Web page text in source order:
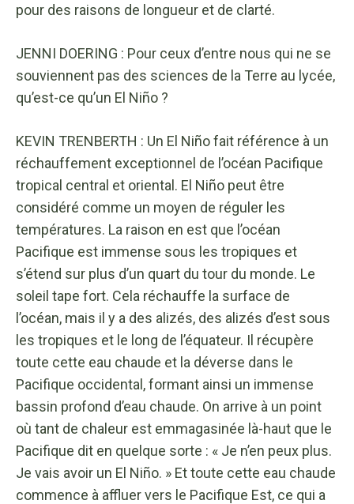
pour des raisons de longueur et de clarté.
JENNI DOERING : Pour ceux d’entre nous qui ne se
souviennent pas des sciences de la Terre au lycée,
qu’est-ce qu’un El Niño ?
KEVIN TRENBERTH : Un El Niño fait référence à un
réchauffement exceptionnel de l’océan Pacifique
tropical central et oriental. El Niño peut être
considéré comme un moyen de réguler les
températures. La raison en est que l’océan
Pacifique est immense sous les tropiques et
s’étend sur plus d’un quart du tour du monde. Le
soleil tape fort. Cela réchauffe la surface de
l’océan, mais il y a des alizés, des alizés d’est sous
les tropiques et le long de l’équateur. Il récupère
toute cette eau chaude et la déverse dans le
Pacifique occidental, formant ainsi un immense
bassin profond d’eau chaude. On arrive à un point
où tant de chaleur est emmagasinée là-haut que le
Pacifique dit en quelque sorte : « Je n’en peux plus.
Je vais avoir un El Niño. » Et toute cette eau chaude
commence à affluer vers le Pacifique Est, ce qui a